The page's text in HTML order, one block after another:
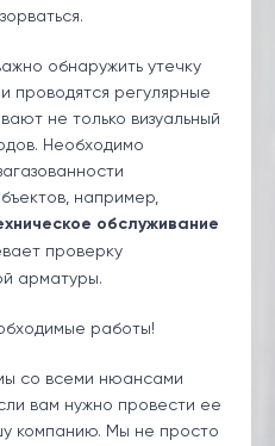
обнаружить утечку
проводятся регулярные
не только визуальный
Необходимо
например,
обслуживание
проверку
арматуры.
работы!
со всеми нюансами
вам нужно провести ее
компанию. Мы не просто